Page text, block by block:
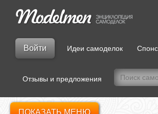
Войти Идеи самоделок
Отзывы и предложения
ПОКАЗАТЬ МЕНЮ